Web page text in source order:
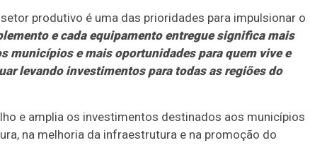
produtivo é uma das prioridades para impulsionar o
e cada equipamento entregue significa mais
municípios e mais oportunidades para quem vive e
levando investimentos para todas as regiões do
e amplia os investimentos destinados aos municípios
na melhoria da infraestrutura e na promoção do